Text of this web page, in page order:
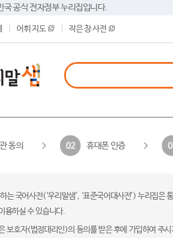
국 공식 전자정부 누리집입니다.
어휘 지도 작은 창 사전
동의 02 휴대폰 인증
는 국어사전(‘우리말샘’, ‘표준국어대사전’) 누리집
용하실 수 있습니다.
보호자(법정대리인)의 동의를 받은 후에 가입하여 주